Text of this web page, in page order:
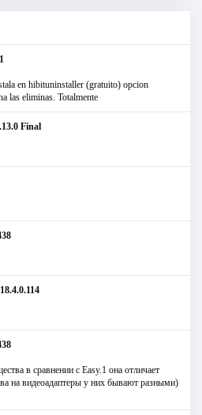
en hibituninstaller (gratuito) opcion
las eliminas. Totalmente
Final
в сравнении с Easy.1 она отличает
на видеоадаптеры у них бывают разными)